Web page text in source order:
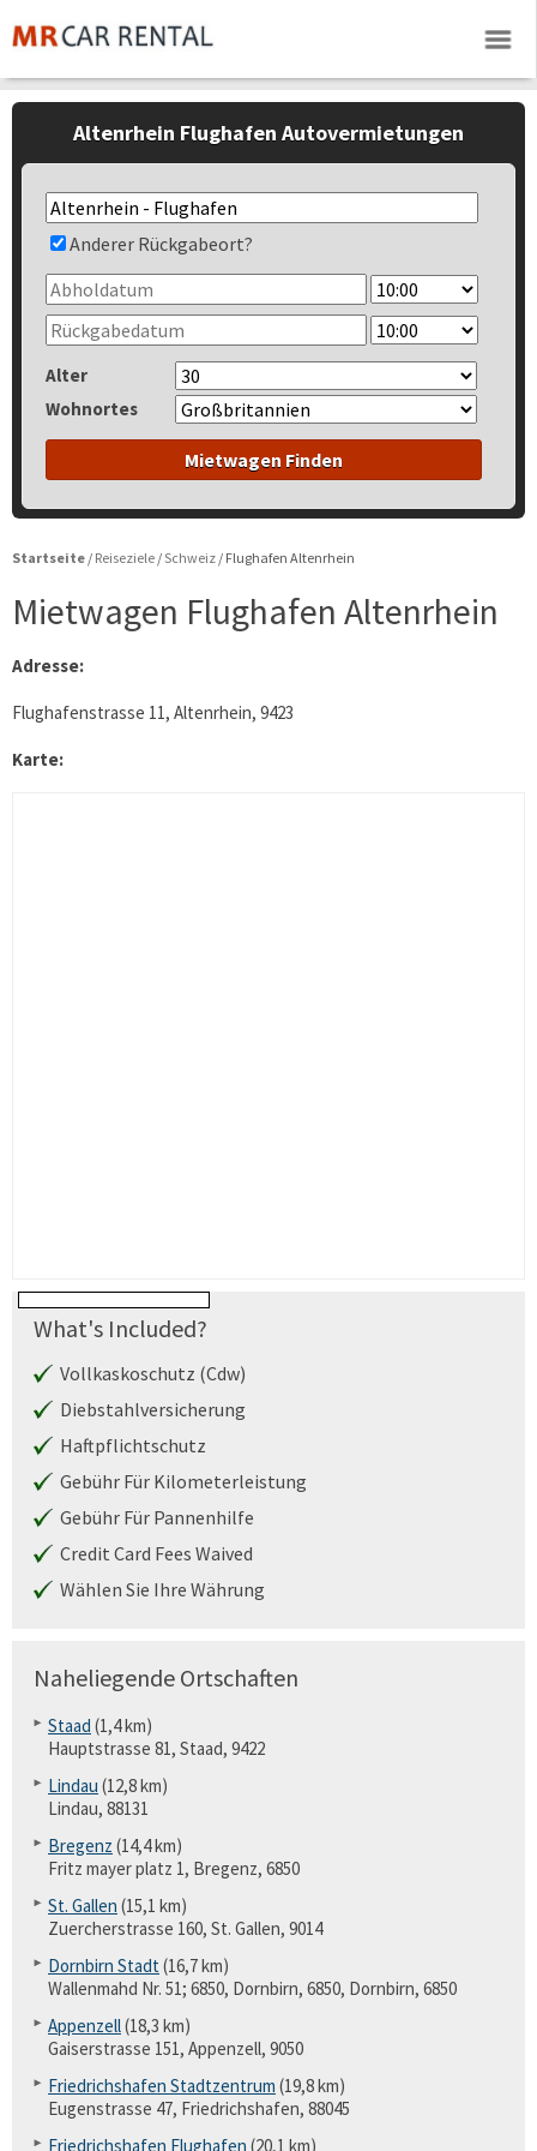
Altenrhein Flughafen Autovermietungen
Anderer Rückgabeort?
Alter
Wohnortes
Mietwagen Finden
Startseite / Reiseziele /Schweiz / Flughafen Altenrhein
Mietwagen Flughafen Altenrhein
Adresse:
Flughafenstrasse 11, Altenrhein, 9423
Karte:
What's Included?
Vollkaskoschutz (Cdw)
Diebstahlversicherung
Haftpflichtschutz
Gebühr Für Kilometerleistung
Gebühr Für Pannenhilfe
Credit Card Fees Waived
Wählen Sie Ihre Währung
Naheliegende Ortschaften
Staad (1,4 km)
Hauptstrasse 81, Staad, 9422
Lindau (12,8 km)
Lindau, 88131
Bregenz (14,4 km)
Fritz mayer platz 1, Bregenz, 6850
St. Gallen (15,1 km)
Zuercherstrasse 160, St. Gallen, 9014
Dornbirn Stadt(16,7 km)
Wallenmahd Nr. 51; 6850, Dornbirn, 6850, Dornbirn, 6850
Appenzell(18,3 km)
Gaiserstrasse 151, Appenzell, 9050
Friedrichshafen Stadtzentrum (19,8 km)
Eugenstrasse 47, Friedrichshafen, 88045
Friedrichshafen Flughafen (20,1 km)